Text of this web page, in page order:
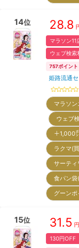
14位 28.8
マラソン11
ウェブ検索
757ポイント
姫路流通
マラソ
ウェブ
＋1,000
ラクマ(
サーテ
食パン
グーン
15位 31.5
130円OFF